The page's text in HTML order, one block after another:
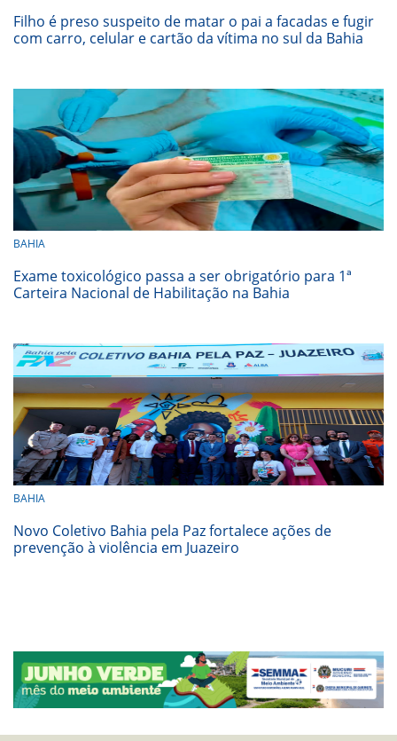
Filho é preso suspeito de matar o pai a facadas e fugir
com carro, celular e cartão da vítima no sul da Bahia
BAHIA
Exame toxicológico passa a ser obrigatório para 1ª
Carteira Nacional de Habilitação na Bahia
BAHIA
Novo Coletivo Bahia pela Paz fortalece ações de
prevenção à violência em Juazeiro